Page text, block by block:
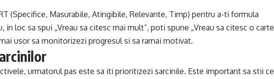
(Specifice, Masurabile, Atingibile, Relevante, Timp) pentru a-ti formula
in loc sa spui „Vreau sa citesc mai mult”, poti spune „Vreau sa citesc o carte
usor sa monitorizezi progresul si sa ramai motivat.
urmatorul pas este sa iti prioritizezi sarcinile. Este important sa stii ce